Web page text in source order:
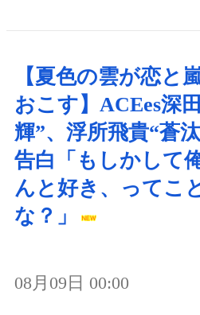
【夏色の雲が恋と
おこす】ACEes深
輝”、浮所飛貴“蒼
告白「もしかして
んと好き、ってこ
な？」
08月09日 00:00